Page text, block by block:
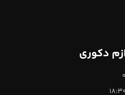
دکوری